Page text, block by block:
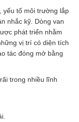
yếu tố môi trường lắp
nhắc kỹ. Dòng van
phát triển nhằm
vị trí có diện tích
tác đóng mở bằng
trong nhiều lĩnh